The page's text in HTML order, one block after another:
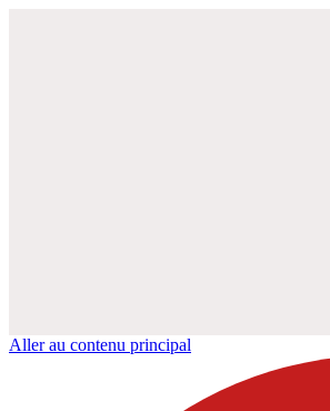
Aller au contenu principal